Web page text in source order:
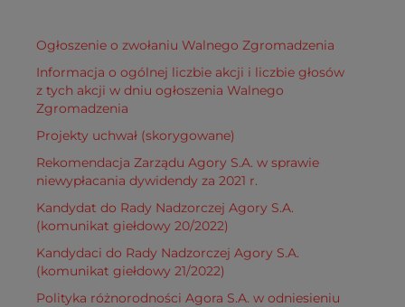
Ogłoszenie o zwołaniu Walnego Zgromadzenia
Informacja o ogólnej liczbie akcji i liczbie głosów
z tych akcji w dniu ogłoszenia Walnego
Zgromadzenia
Projekty uchwał (skorygowane)
Rekomendacja Zarządu Agory S.A. w sprawie
niewypłacania dywidendy za 2021 r.
Kandydat do Rady Nadzorczej Agory S.A.
(komunikat giełdowy 20/2022)
Kandydaci do Rady Nadzorczej Agory S.A.
(komunikat giełdowy 21/2022)
Polityka różnorodności Agora S.A. w odniesieniu